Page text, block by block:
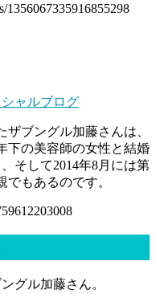
1356067335916855298
ャルブログ
ブングル加藤さんは、
下の美容師の女性と結婚
そして2014年8月には第
もあるのです。
グル加藤さん。